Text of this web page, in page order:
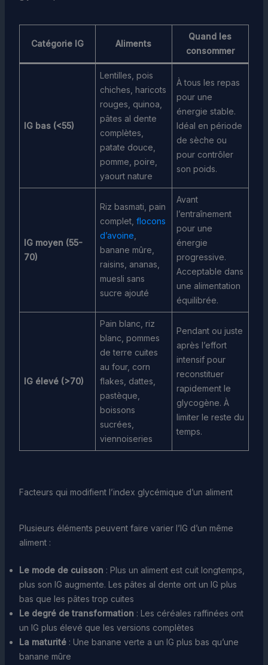
Catégorie IG Aliments
Quand les
consommer
IG bas (<55)
Lentilles, pois
chiches, haricots
rouges, quinoa,
pâtes al dente
complètes,
patate douce,
pomme, poire,
yaourt nature
À tous les repas
pour une
énergie stable.
Idéal en période
de sèche ou
pour contrôler
son poids.
IG moyen (55-
70)
Riz basmati, pain
complet, flocons
d’avoine
banane mûre,
raisins, ananas,
muesli sans
sucre ajouté
Avant
l’entraînement
pour une
énergie
progressive.
Acceptable dans
une alimentation
équilibrée.
IG élevé (>70)
Pain blanc, riz
blanc, pommes
de terre cuites
au four, corn
flakes, dattes,
pastèque,
boissons
sucrées,
viennoiseries
Pendant ou juste
après l’effort
intensif pour
reconstituer
rapidement le
glycogène. À
limiter le reste du
temps.
Facteurs qui modifient l’index glycémique d’un aliment
Plusieurs éléments peuvent faire varier l’IG d’un même
aliment :
Le mode de cuisson : Plus un aliment est cuit longtemps,
plus son IG augmente. Les pâtes al dente ont un IG plus
bas que les pâtes trop cuites
Le degré de transformation : Les céréales raffinées ont
un IG plus élevé que les versions complètes
La maturité: Une banane verte a un IG plus bas qu’une
banane mûre